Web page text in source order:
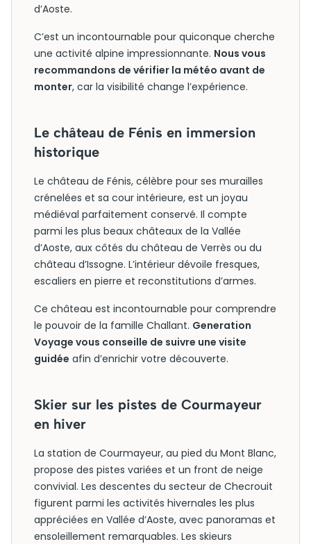
d’Aoste.
C’est un incontournable pour quiconque cherche
une activité alpine impressionnante. Nous vous
recommandons de vérifier la météo avant de
monter, car la visibilité change l’expérience.
Le château de Fénis en immersion
historique
Le château de Fénis, célèbre pour ses murailles
crénelées et sa cour intérieure, est un joyau
médiéval parfaitement conservé. Il compte
parmi les plus beaux châteaux de la Vallée
d’Aoste, aux côtés du château de Verrès ou du
château d’Issogne. L’intérieur dévoile fresques,
escaliers en pierre et reconstitutions d’armes.
Ce château est incontournable pour comprendre
le pouvoir de la famille Challant. Generation
Voyage vous conseille de suivre une visite
guidée afin d’enrichir votre découverte.
Skier sur les pistes de Courmayeur
en hiver
La station de Courmayeur, au pied du Mont Blanc,
propose des pistes variées et un front de neige
convivial. Les descentes du secteur de Checrouit
figurent parmi les activités hivernales les plus
appréciées en Vallée d’Aoste, avec panoramas et
ensoleillement remarquables. Les skieurs